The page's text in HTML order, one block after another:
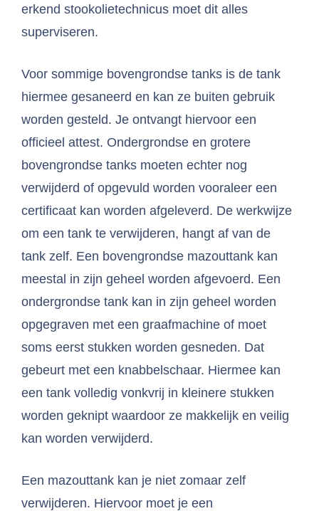
erkend stookolietechnicus moet dit alles
superviseren.
Voor sommige bovengrondse tanks is de tank
hiermee gesaneerd en kan ze buiten gebruik
worden gesteld. Je ontvangt hiervoor een
officieel attest. Ondergrondse en grotere
bovengrondse tanks moeten echter nog
verwijderd of opgevuld worden vooraleer een
certificaat kan worden afgeleverd. De werkwijze
om een tank te verwijderen, hangt af van de
tank zelf. Een bovengrondse mazouttank kan
meestal in zijn geheel worden afgevoerd. Een
ondergrondse tank kan in zijn geheel worden
opgegraven met een graafmachine of moet
soms eerst stukken worden gesneden. Dat
gebeurt met een knabbelschaar. Hiermee kan
een tank volledig vonkvrij in kleinere stukken
worden geknipt waardoor ze makkelijk en veilig
kan worden verwijderd.
Een mazouttank kan je niet zomaar zelf
verwijderen. Hiervoor moet je een